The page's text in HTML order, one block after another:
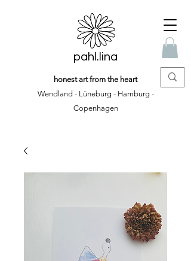
pahl.lina
honest art from the heart
Wendland - Lüneburg - Hamburg -
Copenhagen